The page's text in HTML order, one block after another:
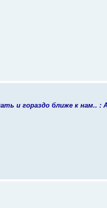
и гораздо ближе к нам.. :